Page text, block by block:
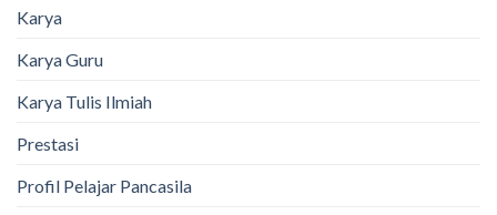
Karya
Karya Guru
Karya Tulis Ilmiah
Prestasi
Profil Pelajar Pancasila